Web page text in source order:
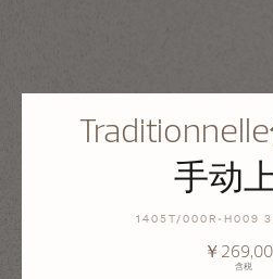
手动
1405T/000R-H009
￥
含税